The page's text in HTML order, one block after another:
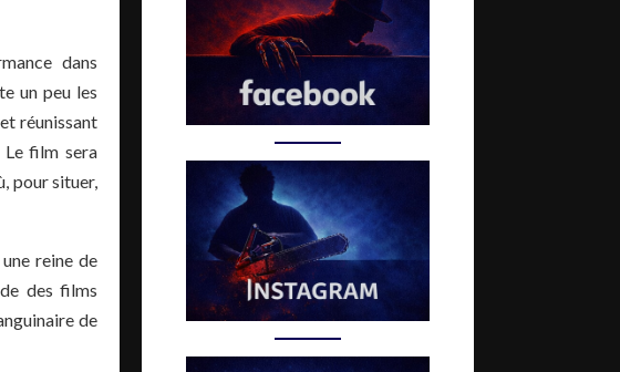
dans
un peu les
réunissant
Le film sera
pour situer,
reine de
des films
de